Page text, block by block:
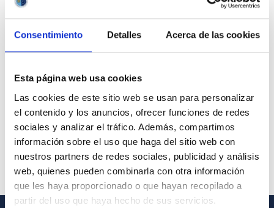
Consentimiento Detalles Acerca de las cookies
Esta página web usa cookies
Las cookies de este sitio web se usan para personalizar
el contenido y los anuncios, ofrecer funciones de redes
sociales y analizar el tráfico. Además, compartimos
información sobre el uso que haga del sitio web con
nuestros partners de redes sociales, publicidad y análisis
web, quienes pueden combinarla con otra información
que les haya proporcionado o que hayan recopilado a
partir del uso que haya hecho de sus servicios.